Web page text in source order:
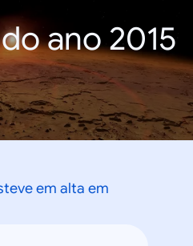
ano 2015
em alta em